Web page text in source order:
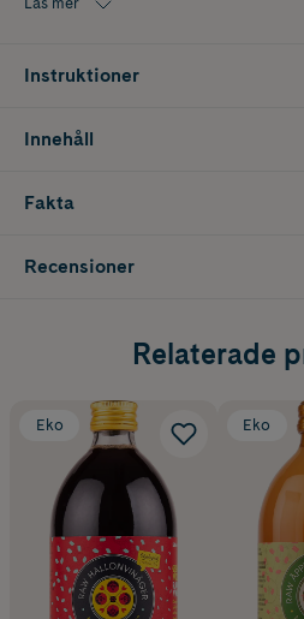
Instruktioner
Innehåll
Fakta
Recensioner
Relaterade
Eko Eko